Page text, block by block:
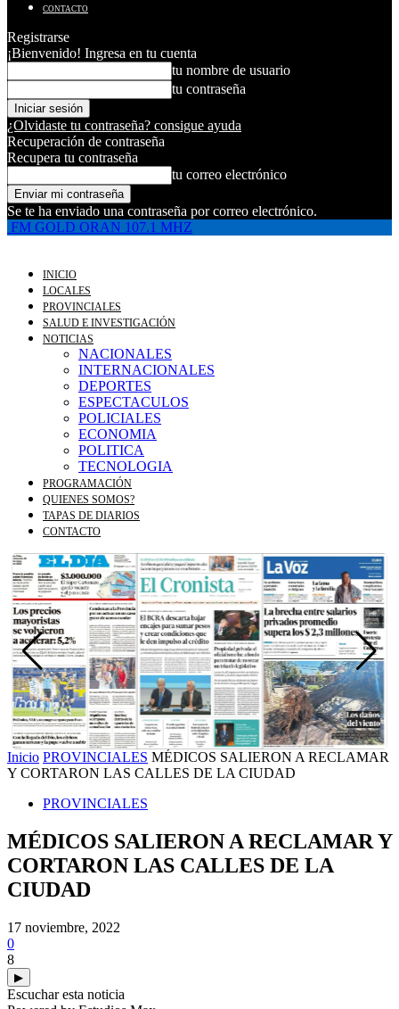
CONTACTO
Registrarse
¡Bienvenido! Ingresa en tu cuenta
tu nombre de usuario
tu contraseña
¿Olvidaste tu contraseña? consigue ayuda
Recuperación de contraseña
Recupera tu contraseña
tu correo electrónico
Se te ha enviado una contraseña por correo electrónico.
FM GOLD ORAN 107.1 MHZ
INICIO
LOCALES
PROVINCIALES
SALUD E INVESTIGACIÓN
NOTICIAS
NACIONALES
INTERNACIONALES
DEPORTES
ESPECTACULOS
POLICIALES
ECONOMIA
POLITICA
TECNOLOGIA
PROGRAMACIÓN
QUIENES SOMOS?
TAPAS DE DIARIOS
CONTACTO
Inicio PROVINCIALES MÉDICOS SALIERON A RECLAMAR
Y CORTARON LAS CALLES DE LA CIUDAD
PROVINCIALES
MÉDICOS SALIERON A RECLAMAR Y
CORTARON LAS CALLES DE LA
CIUDAD
17 noviembre, 2022
0
8
▶
Escuchar esta noticia